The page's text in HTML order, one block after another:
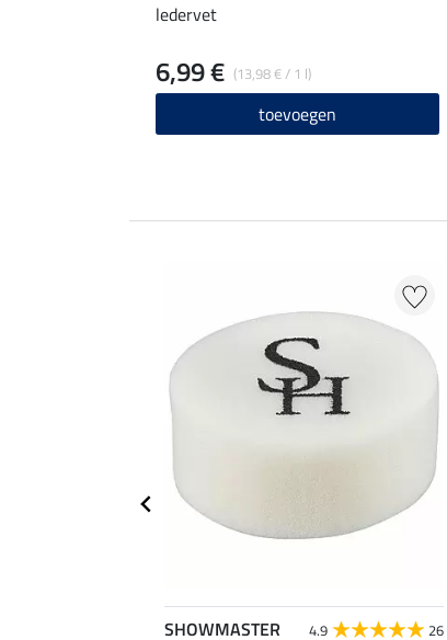
ledervet
(13,98 € / 1 l)
6,99 €
toevoegen
SHOWMASTER 4.9 26